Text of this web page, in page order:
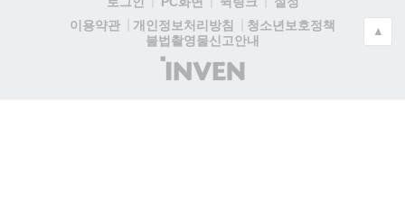
이용약관
개인정보처리방침
청소년보호정책
불법촬영물신고안내
(주)
인
▲